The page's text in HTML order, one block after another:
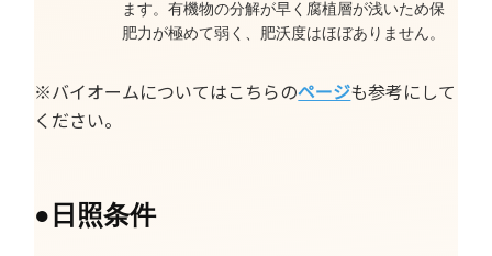
ます。有機物の分解が早く腐植層が浅いため保
肥力が極めて弱く、肥沃度はほぼありません。
※バイオームについてはこちらのページも参考にして
ください。
●日照条件